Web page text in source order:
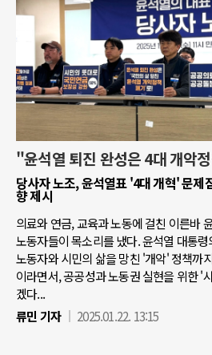
"윤석열 퇴진 완성은 4대 개악
당사자 노조, 윤석열표 '4대 개혁' 문제
향 제시
의료와 연금, 교육과 노동에 걸친 이른바
노동자들이 목소리를 냈다. 윤석열 대통
노동자와 시민의 삶을 망친 '개악' 정책까
이라면서, 공공성과 노동권 실현을 위한 '
겠다...
류민 기자
2025.01.22. 13:15